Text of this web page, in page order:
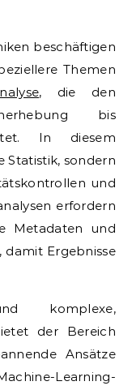
beschäftigen
Themen
, die den
bis
In diesem
Statistik, sondern
und
erfordern
Metadaten und
Ergebnisse
komplexe,
der Bereich
Ansätze
Learning-